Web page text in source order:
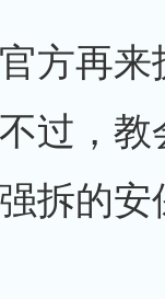
再来
过，教
拆的安